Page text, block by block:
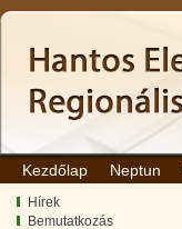
Kezdőlap Neptun
Hírek
Bemutatkozás